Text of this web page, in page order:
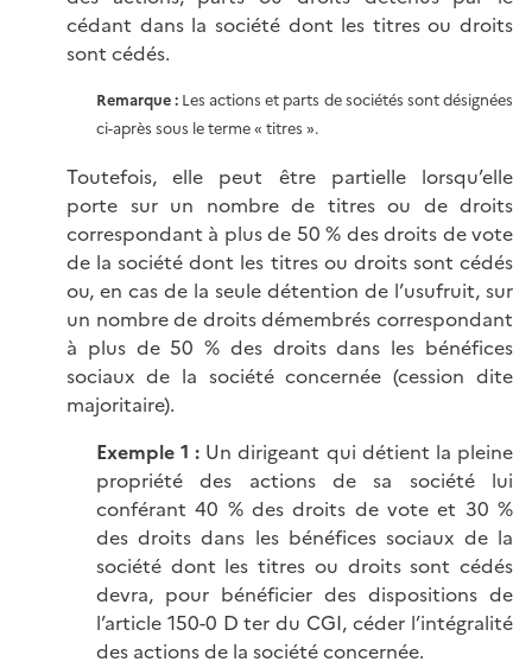
cédant dans la société dont les titres ou droits
sont cédés.
Remarque : Les actions et parts de sociétés sont désignées
ci-après sous le terme « titres ».
Toutefois, elle peut être partielle lorsqu’elle
porte sur un nombre de titres ou de droits
correspondant à plus de 50 % des droits de vote
de la société dont les titres ou droits sont cédés
ou, en cas de la seule détention de l’usufruit, sur
un nombre de droits démembrés correspondant
à plus de 50 % des droits dans les bénéfices
sociaux de la société concernée (cession dite
majoritaire).
Exemple 1 : Un dirigeant qui détient la pleine
propriété des actions de sa société lui
conférant 40 % des droits de vote et 30 %
des droits dans les bénéfices sociaux de la
société dont les titres ou droits sont cédés
devra, pour bénéficier des dispositions de
l’article 150-0 D ter du CGI, céder l’intégralité
des actions de la société concernée.